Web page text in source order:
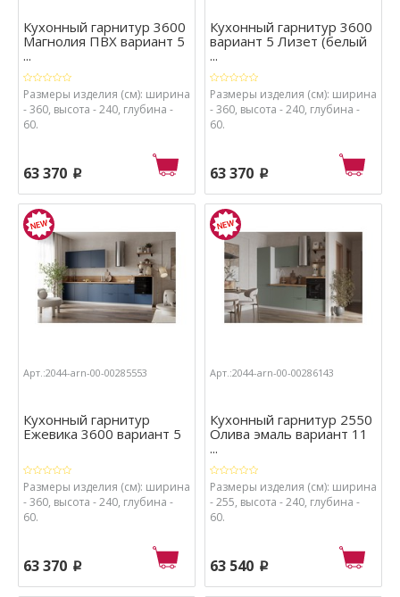
Кухонный гарнитур 3600
Магнолия ПВХ вариант 5
...
Размеры изделия (см): ширина
- 360, высота - 240, глубина -
60.
63 370 p
Кухонный гарнитур 3600
вариант 5 Лизет (белый
...
Размеры изделия (см): ширина
- 360, высота - 240, глубина -
60.
63 370 p
Арт.:2044-arn-00-00285553
Кухонный гарнитур
Ежевика 3600 вариант 5
Размеры изделия (см): ширина
- 360, высота - 240, глубина -
60.
63 370 p
Арт.:2044-arn-00-00286143
Кухонный гарнитур 2550
Олива эмаль вариант 11
...
Размеры изделия (см): ширина
- 255, высота - 240, глубина -
60.
63 540 p